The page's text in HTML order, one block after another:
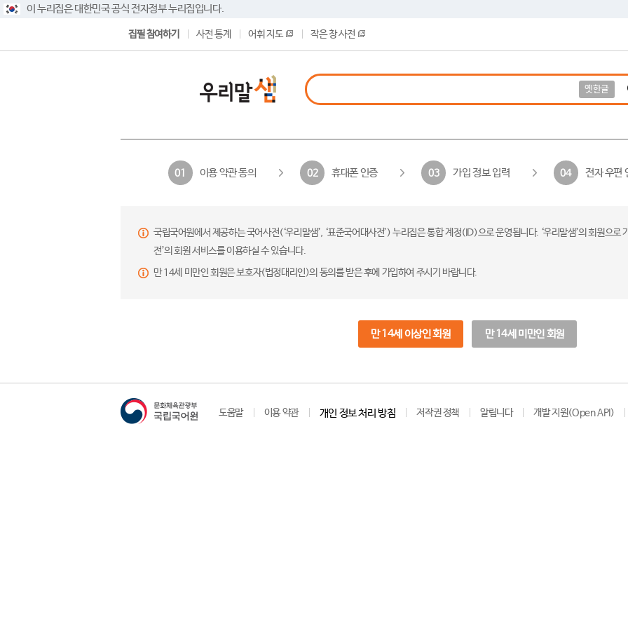
이 누리집은 대한민국 공식 전자정부 누리집입니다.
집필 참여하기 사전 통계 어휘 지도 작은 창 사전
옛한글
01 이용 약관 동의 02 휴대폰 인증 03 가입 정보 입력 04 전자 우편
국립국어원에서 제공하는 국어사전(‘우리말샘’, ‘표준국어대사전’) 누리집은 통합 계정(ID)으로 운영됩니다. ‘우리말샘’의 회원으
전’의 회원 서비스를 이용하실 수 있습니다.
만 14세 미만인 회원은 보호자(법정대리인)의 동의를 받은 후에 가입하여 주시기 바랍니다.
만 14세 이상인 회원 만 14세 미만인 회원
도움말 이용 약관 개인 정보 처리 방침 저작권 정책 알립니다 개발 지원(Open API)